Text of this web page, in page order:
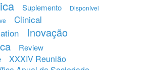
Suplemento
Disponível
Clinical
Inovação
Review
XXXIV Reunião